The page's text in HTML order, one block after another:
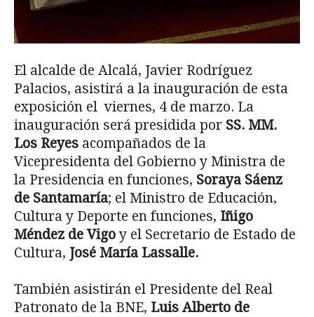
El alcalde de Alcalá, Javier Rodríguez
Palacios, asistirá a la inauguración de esta
exposición el viernes, 4 de marzo. La
inauguración será presidida por SS. MM.
Los Reyes acompañados de la
Vicepresidenta del Gobierno y Ministra de
la Presidencia en funciones, Soraya Sáenz
de Santamaría; el Ministro de Educación,
Cultura y Deporte en funciones, Iñigo
Méndez de Vigoy el Secretario de Estado de
Cultura, José María Lassalle.
También asistirán el Presidente del Real
Patronato de la BNE, Luis Alberto de